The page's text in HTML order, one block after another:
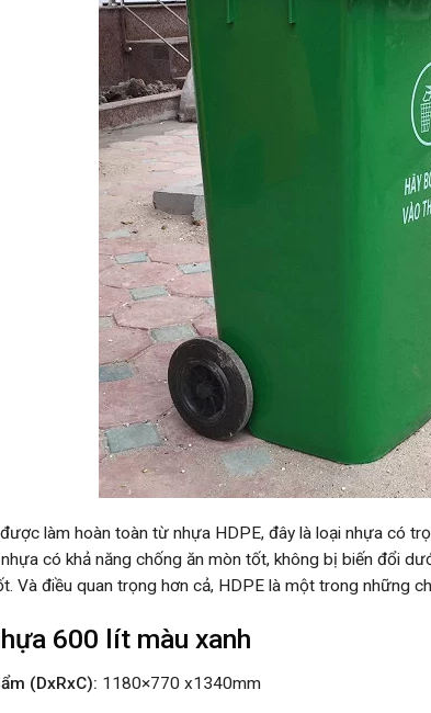
làm hoàn toàn từ nhựa HDPE, đây là loại nhựa có
có khả năng chống ăn mòn tốt, không bị biến đổi
Và điều quan trọng hơn cả, HDPE là một trong những
600 lít màu xanh
(DxRxC): 1180×770 x1340mm